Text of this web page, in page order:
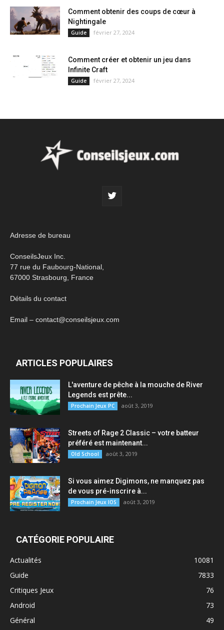
Comment obtenir des coups de cœur à
Nightingale
Guide février 27, 2024
Comment créer et obtenir un jeu dans
Infinite Craft
Guide février 27, 2024
Adresse de bureau
ConseilsJeux Inc.
77 rue du Faubourg-National,
67000 Strasbourg, France
Détails du contact
Email – contact@conseilsjeux.com
ARTICLES POPULAIRES
L'aventure de pêche à la mouche de River
Legends est prête...
Prochain Jeux PC août 3, 2019
Streets of Rage 2 Classic – votre batteur
préféré est maintenant...
Old School août 3, 2019
Si vous aimez Digimons, ne manquez pas
de vous pré-inscrire à...
Prochain Jeux IOS août 3, 2019
CATÉGORIE POPULAIRE
Actualités
10081
Guide
7833
Critiques Jeux
76
Android
73
Général
49